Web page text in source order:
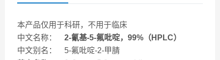
本产品仅用于科研，不用于临床
中文名称： 2-氰基-5-氟吡啶，99%（HPLC）
中文别名： 5-氟吡啶-2-甲腈